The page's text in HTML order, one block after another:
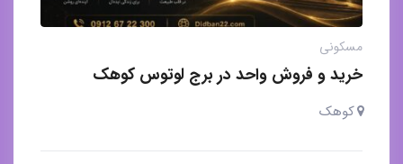
مسکونی
خرید و فروش واحد در برج لوتوس کوهک
کوهک